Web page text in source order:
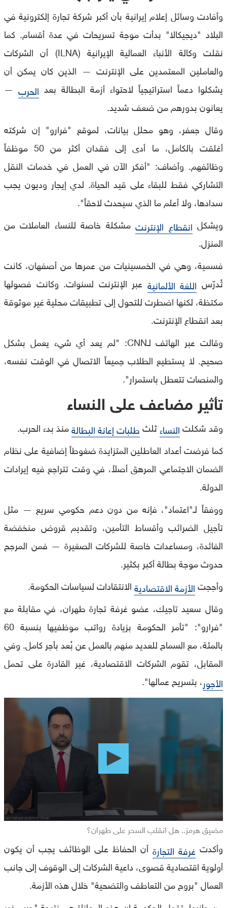
وأفادت وسائل إعلام إيرانية بأن أكبر شركة تجارة إلكترونية في
البلاد "ديجيكالا" بدأت موجة تسريحات في عدة أقسام. كما
نقلت وكالة الأنباء العمالية الإيرانية (ILNA) أن الشركات
والعاملين المعتمدين على الإنترنت — الذين كان يمكن أن
يشكلوا دعماً استراتيجياً لاحتواء أزمة البطالة بعد الحرب —
يعانون بدورهم من ضعف شديد.
وقال جعفر، وهو محلل بيانات، لموقع "فرارو" إن شركته
أغلقت بالكامل، ما أدى إلى فقدان أكثر من 50 موظفاً
وظائفهم. وأضاف: "أفكر الآن في العمل في خدمات النقل
التشاركي فقط للبقاء على قيد الحياة. لدي إيجار وديون يجب
سدادها، ولا أعلم ما الذي سيحدث لاحقاً".
ويشكل انقطاع الإنترنتمشكلة خاصة للنساء العاملات من
المنزل.
فسمية، وهي في الخمسينيات من عمرها من أصفهان، كانت
تُدرّس اللغة الألمانية عبر الإنترنت لسنوات. وكانت فصولها
مكتظة، لكنها اضطرت للتحول إلى تطبيقات محلية غير موثوقة
بعد انقطاع الإنترنت.
وقالت عبر الهاتف لـCNN: "لم يعد أي شيء يعمل بشكل
صحيح. لا يستطيع الطلاب جميعاً الاتصال في الوقت نفسه،
والمنصات تتعطل باستمرار".
تأثير مضاعف على النساء
وقد شكلتالنساءثلثطلبات إعانة البطالةمنذ بدء الحرب.
كما فرضت أعداد العاطلين المتزايدة ضغوطاً إضافية على نظام
الضمان الاجتماعي المرهق أصلاً، في وقت تتراجع فيه إيرادات
الدولة.
ووفقاً لـ"اعتماد"، فإنه من دون دعم حكومي سريع — مثل
تأجيل الضرائب وأقساط التأمين، وتقديم قروض منخفضة
الفائدة، ومساعدات خاصة للشركات الصغيرة — فمن المرجح
حدوث موجة بطالة أكبر بكثير.
وأججتالأزمة الاقتصاديةالانتقادات لسياسات الحكومة.
وقال سعيد تاجيك، عضو غرفة تجارة طهران، في مقابلة مع
"فرارو": "تأمر الحكومة بزيادة رواتب موظفيها بنسبة 60
بالمئة، مع السماح للعديد منهم بالعمل عن بُعد بأجر كامل. وفي
المقابل، تقوم الشركات الاقتصادية، غير القادرة على تحمل
الأجور، بتسريح عمالها".
seconds
seconds
مضيق هرمز.. هل انقلب السحر على طهران؟
وأكدت غرفة التجارة أن الحفاظ على الوظائف يجب أن يكون
أولوية اقتصادية قصوى، داعية الشركات إلى الوقوف إلى جانب
العمال "بروح من التعاطف والتضحية" خلال هذه الأزمة.